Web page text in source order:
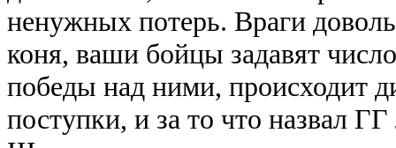
ненужных потерь. Враги
коня, ваши бойцы задавят
победы над ними, происходит
поступки, и за то что назвал